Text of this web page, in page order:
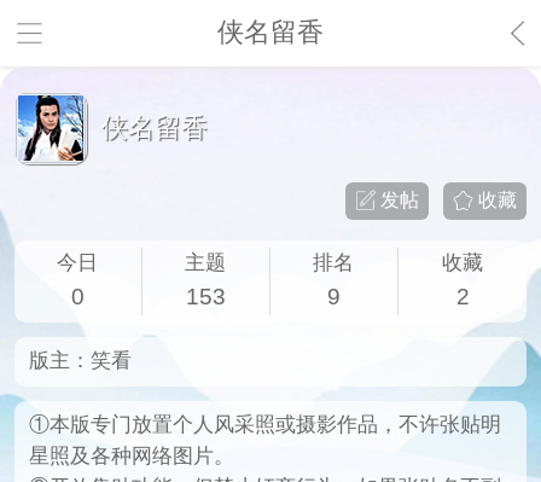
侠名留香
侠名留香
收藏
发帖
今日
0
主题
153
排名
9
收藏
2
版主： 笑看
①本版专门放置个人风采照或摄影作品，不许张贴明
星照及各种网络图片。